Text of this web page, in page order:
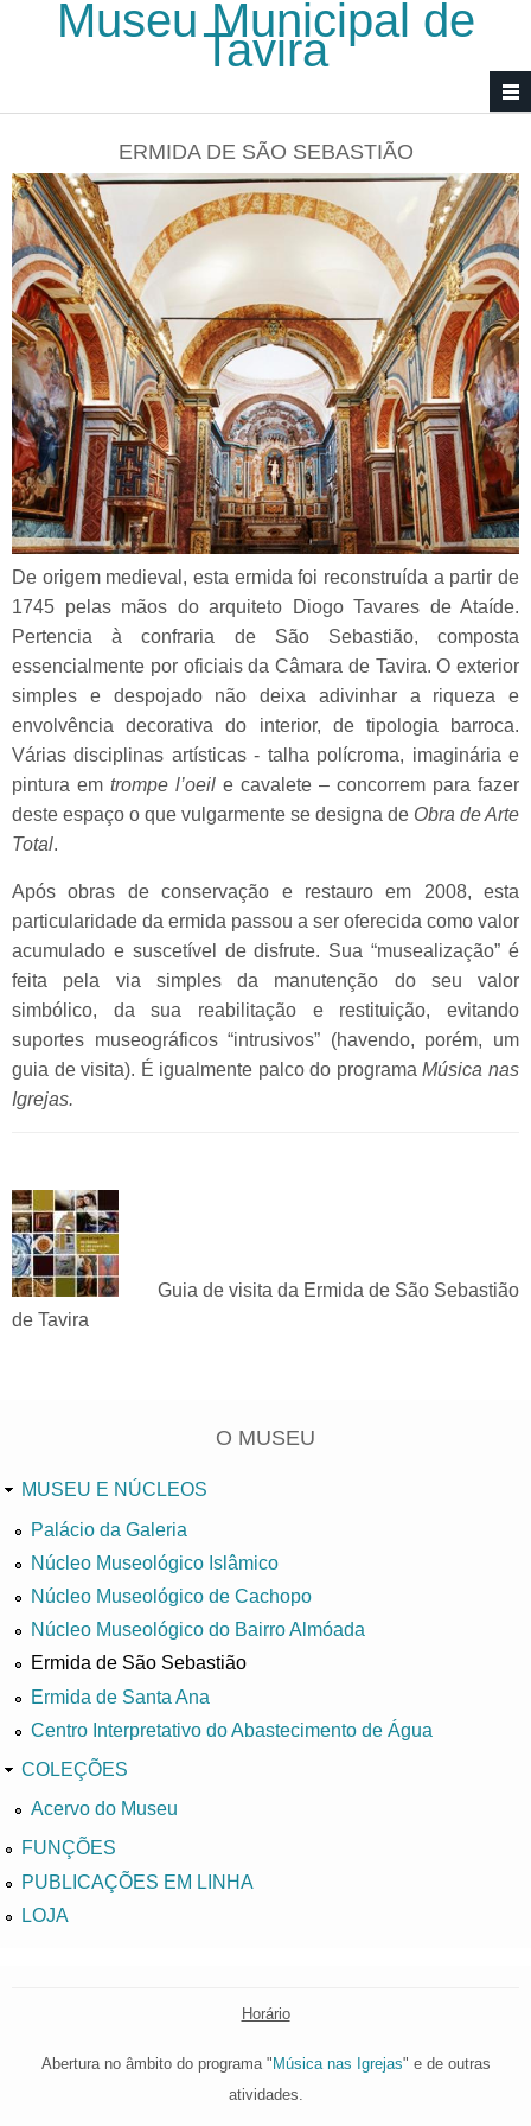
Passar para o conteúdo principal
Museu Municipal de
Tavira
ERMIDA DE SÃO SEBASTIÃO
De origem medieval, esta ermida foi reconstruída a partir de
1745 pelas mãos do arquiteto Diogo Tavares de Ataíde.
Pertencia à confraria de São Sebastião, composta
essencialmente por oficiais da Câmara de Tavira. O exterior
simples e despojado não deixa adivinhar a riqueza e
envolvência decorativa do interior, de tipologia barroca.
Várias disciplinas artísticas - talha polícroma, imaginária e
pintura em trompe l’oeil e cavalete – concorrem para fazer
deste espaço o que vulgarmente se designa de Obra de Arte
Total.
Após obras de conservação e restauro em 2008, esta
particularidade da ermida passou a ser oferecida como valor
acumulado e suscetível de disfrute. Sua “musealização” é
feita pela via simples da manutenção do seu valor
simbólico, da sua reabilitação e restituição, evitando
suportes museográficos “intrusivos” (havendo, porém, um
guia de visita). É igualmente palco do programaMúsica nas
Igrejas.
Guia de visita da Ermida de São Sebastião
de Tavira
O MUSEU
MUSEU E NÚCLEOS
Palácio da Galeria
Núcleo Museológico Islâmico
Núcleo Museológico de Cachopo
Núcleo Museológico do Bairro Almóada
Ermida de São Sebastião
Ermida de Santa Ana
Centro Interpretativo do Abastecimento de Água
COLEÇÕES
Acervo do Museu
FUNÇÕES
PUBLICAÇÕES EM LINHA
LOJA
Horário
Abertura no âmbito do programa "Música nas Igrejas" e de outras
atividades.